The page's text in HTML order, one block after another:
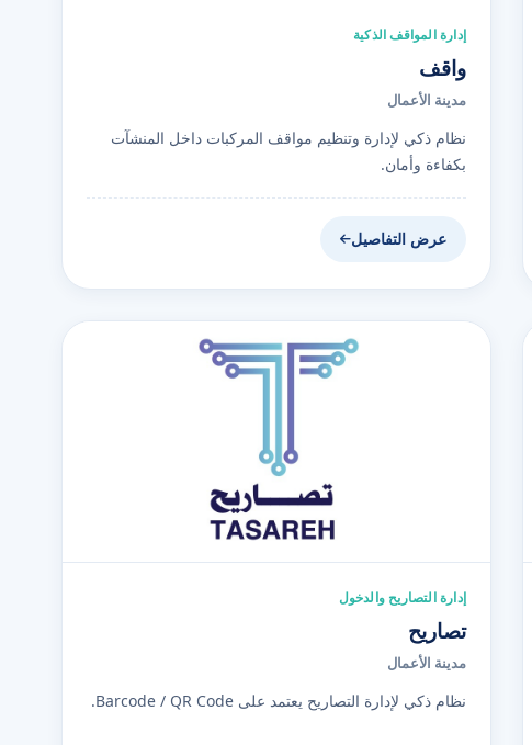
إدارة المواقف الذكية
واقف
مدينة الأعمال
نظام ذكي لإدارة وتنظيم مواقف المركبات داخل المنشآت
بكفاءة وأمان.
عرض التفاصيل
إدارة التصاريح والدخول
تصاريح
مدينة الأعمال
نظام ذكي لإدارة التصاريح يعتمد على Barcode / QR Code.